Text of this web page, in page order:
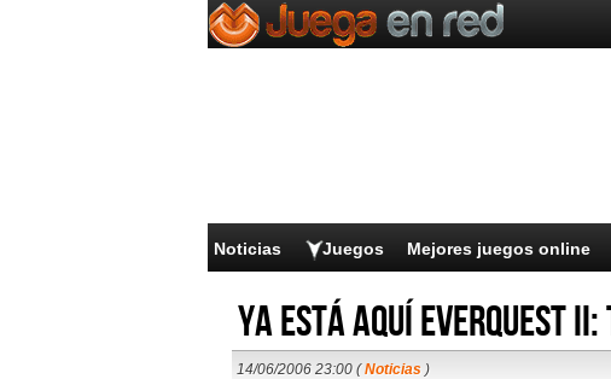
Noticias Juegos Mejores juegos online
Ya está aquí EverQuest
14/06/2006 23:00 (Noticias )